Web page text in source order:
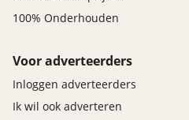
100% Onderhouden
Voor adverteerders
Inloggen adverteerders
Ik wil ook adverteren